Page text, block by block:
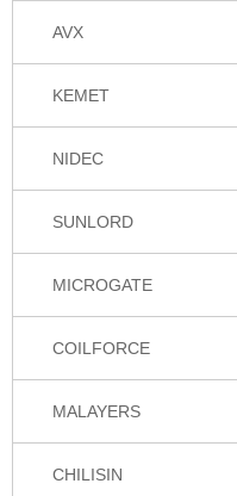
AVX
KEMET
NIDEC
SUNLORD
MICROGATE
COILFORCE
MALAYERS
CHILISIN